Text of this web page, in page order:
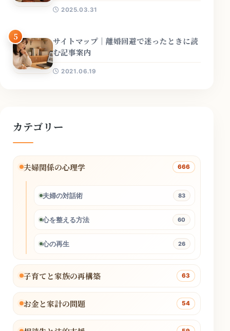
2025.03.31
5
サイトマップ｜離婚回避で迷ったときに読
む記事案内
2021.06.19
カテゴリー
夫婦関係の心理学 666
夫婦の対話術 83
心を整える方法 60
心の再生 26
子育てと家族の再構築 63
お金と家計の問題 54